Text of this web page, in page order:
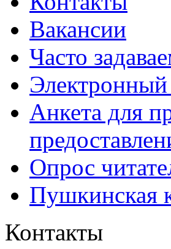
Вакансии
Часто
Электронный
Анкета для
Опрос
Пушкинская
Контакты